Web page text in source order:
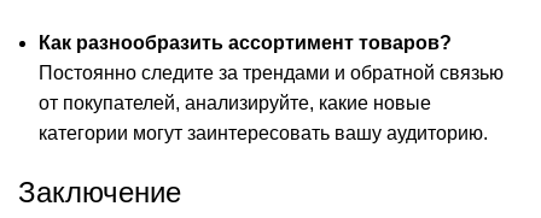
Как разнообразить ассортимент товаров?
Постоянно следите за трендами и обратной связью
от покупателей, анализируйте, какие новые
категории могут заинтересовать вашу аудиторию.
Заключение